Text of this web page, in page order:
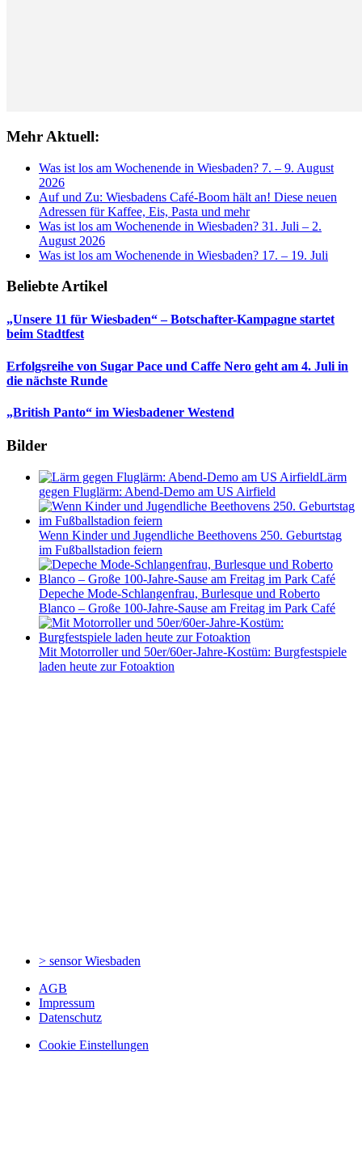
Mehr Aktuell:
Was ist los am Wochenende in Wiesbaden? 7. – 9. August
2026
Auf und Zu: Wiesbadens Café-Boom hält an! Diese neuen
Adressen für Kaffee, Eis, Pasta und mehr
Was ist los am Wochenende in Wiesbaden? 31. Juli – 2.
August 2026
Was ist los am Wochenende in Wiesbaden? 17. – 19. Juli
Beliebte Artikel
„Unsere 11 für Wiesbaden“ – Botschafter-Kampagne startet
beim Stadtfest
Erfolgsreihe von Sugar Pace und Caffe Nero geht am 4. Juli in
die nächste Runde
„British Panto“ im Wiesbadener Westend
Bilder
Lärm
gegen Fluglärm: Abend-Demo am US Airfield
Wenn Kinder und Jugendliche Beethovens 250. Geburtstag
im Fußballstadion feiern
Depeche Mode-Schlangenfrau, Burlesque und Roberto
Blanco – Große 100-Jahre-Sause am Freitag im Park Café
Mit Motorroller und 50er/60er-Jahre-Kostüm: Burgfestspiele
laden heute zur Fotoaktion
> sensorWiesbaden
AGB
Impressum
Datenschutz
Cookie Einstellungen